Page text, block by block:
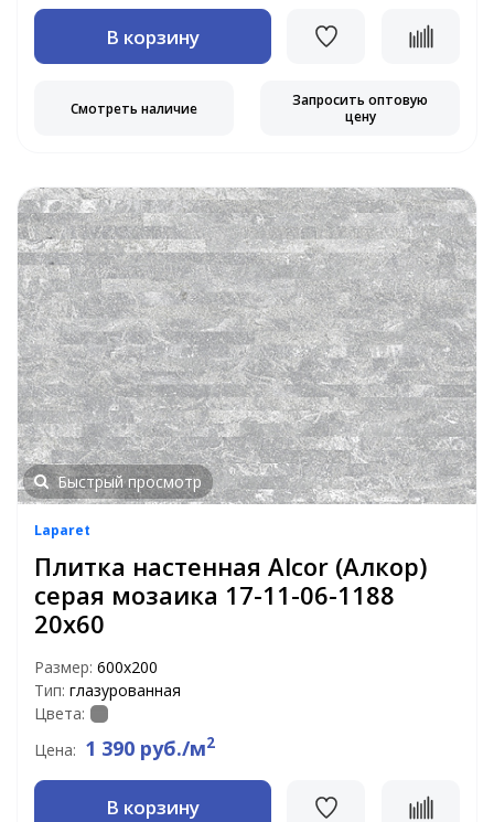
В корзину
Смотреть наличие
Запросить оптовую
цену
Быстрый просмотр
Laparet
Плитка настенная Alcor (Алкор)
серая мозаика 17-11-06-1188
20х60
Размер: 600х200
Тип: глазурованная
Цвета:
Цена: 1 390 руб./м2
В корзину